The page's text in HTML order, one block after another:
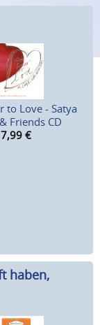
to Love - Satya
Friends CD
7,99 €
haben,